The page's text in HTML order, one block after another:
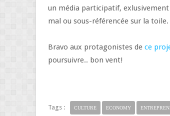
un média participatif,
mal ou sous-référencée sur la toile.
Bravo aux protagonistes de ce
poursuivre.. bon vent!
Tags : CULTURE ECONOMY